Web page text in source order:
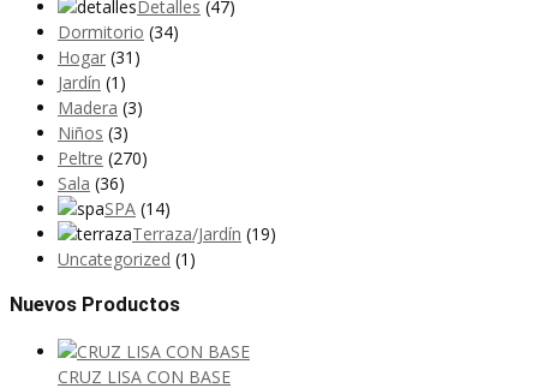
Detalles (47)
Dormitorio (34)
Hogar (31)
Jardín (1)
Madera (3)
Niños (3)
Peltre (270)
Sala (36)
SPA (14)
Terraza/Jardín (19)
Uncategorized (1)
Nuevos Productos
CRUZ LISA CON BASE